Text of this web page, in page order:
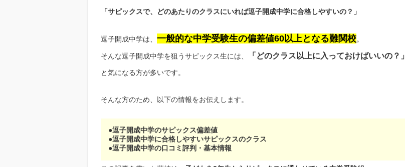
「サピックスで、どのあたりのクラスにいれば逗子開成中学に合格しやすいの？」
逗子開成中学は、 一般的な中学受験生の偏差値60以上となる難関校。
そんな逗子開成中学を狙うサピックス生には、 「どのクラス以上に入っておけばいいの？」
と気になる方が多いです。
そんな方のため、以下の情報をお伝えします。
●逗子開成中学のサピックス偏差値
●逗子開成中学に合格しやすいサピックスのクラス
●逗子開成中学の口コミ評判・基本情報